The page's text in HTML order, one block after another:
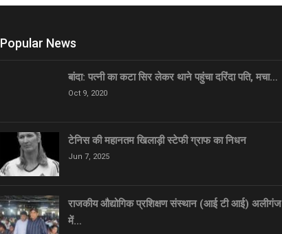
Popular News
बांदा: पत्नी का कटा सिर लेकर थाने पहुंचा दरिंदा पति, मचा…
Oct 9, 2020
टेनिस की महानतम खिलाड़ी स्टेफी ग्राफ का निधन
Jun 7, 2025
राजकीय औद्योगिक प्रशिक्षण संस्थान (आई टी आई) अलीगंज
में…